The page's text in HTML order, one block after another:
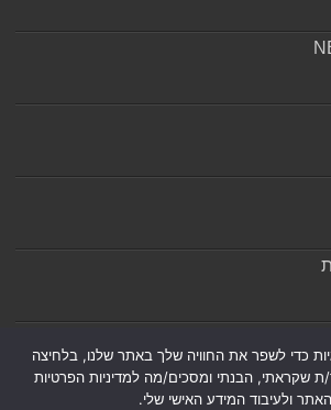
כדי לשפר את החוויה שלך באתר שלנו, בלחיצה
שקראתי, הבנתי ומסכים/מה למדיניות הפרטיות
ולעיבוד המידע האישי שלי.